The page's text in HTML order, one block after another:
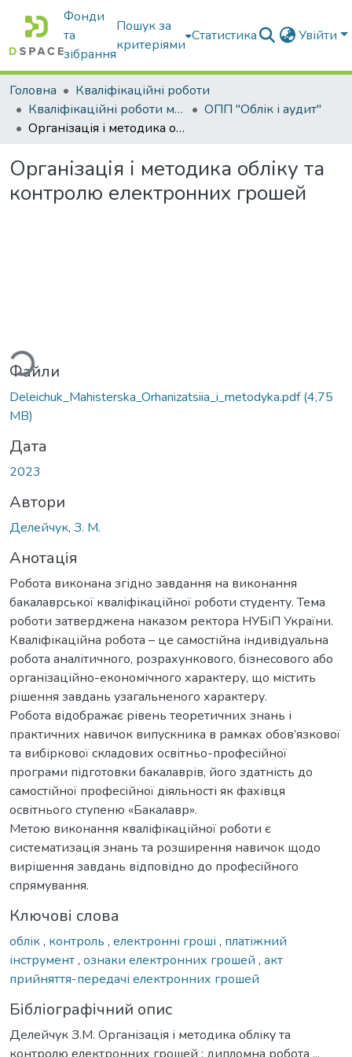
Фонди
та
зібрання
Пошук за
критеріями
Статистика Увійти
Головна
Кваліфікаційні роботи
Кваліфікаційні роботи магістрів
ОПП "Облік і аудит"
Організація і методика обліку та контролю електронних грошей
Організація і методика обліку та
контролю електронних грошей
Файли
Deleichuk_Mahisterska_Orhanizatsiia_i_metodyka.pdf(4,75
MB)
Дата
2023
Автори
Делейчук, З. М.
Анотація
Робота виконана згідно завдання на виконання
бакалаврської кваліфікаційної роботи студенту. Тема
роботи затверджена наказом ректора НУБіП України.
Кваліфікаційна робота – це самостійна індивідуальна
робота аналітичного, розрахункового, бізнесового або
організаційно-економічного характеру, що містить
рішення завдань узагальненого характеру.
Робота відображає рівень теоретичних знань і
практичних навичок випускника в рамках обов’язкової
та вибіркової складових освітньо-професійної
програми підготовки бакалаврів, його здатність до
самостійної професійної діяльності як фахівця
освітнього ступеню «Бакалавр».
Метою виконання кваліфікаційної роботи є
систематизація знань та розширення навичок щодо
вирішення завдань відповідно до професійного
спрямування.
Ключові слова
облік, контроль , електронні гроші , платіжний
інструмент, ознаки електронних грошей , акт
прийняття-передачі електронних грошей
Бібліографічний опис
Делейчук З.М. Організація і методика обліку та